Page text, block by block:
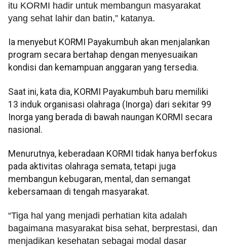
itu KORMI hadir untuk membangun masyarakat
yang sehat lahir dan batin,” katanya.
Ia menyebut KORMI Payakumbuh akan menjalankan
program secara bertahap dengan menyesuaikan
kondisi dan kemampuan anggaran yang tersedia.
Saat ini, kata dia, KORMI Payakumbuh baru memiliki
13 induk organisasi olahraga (Inorga) dari sekitar 99
Inorga yang berada di bawah naungan KORMI secara
nasional.
Menurutnya, keberadaan KORMI tidak hanya berfokus
pada aktivitas olahraga semata, tetapi juga
membangun kebugaran, mental, dan semangat
kebersamaan di tengah masyarakat.
“Tiga hal yang menjadi perhatian kita adalah
bagaimana masyarakat bisa sehat, berprestasi, dan
menjadikan kesehatan sebagai modal dasar